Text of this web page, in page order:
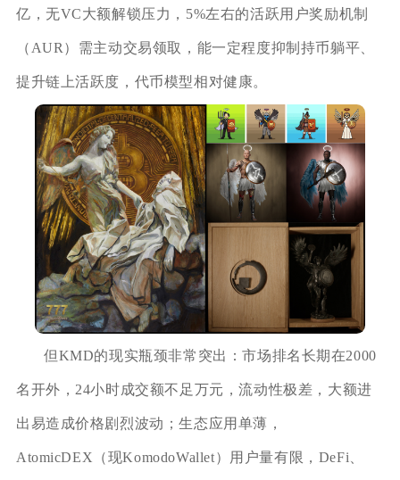
亿，无VC大额解锁压力，5%左右的活跃用户奖励机制
（AUR）需主动交易领取，能一定程度抑制持币躺平、
提升链上活跃度，代币模型相对健康。
但KMD的现实瓶颈非常突出：市场排名长期在2000
名开外，24小时成交额不足万元，流动性极差，大额进
出易造成价格剧烈波动；生态应用单薄，
AtomicDEX（现KomodoWallet）用户量有限，DeFi、